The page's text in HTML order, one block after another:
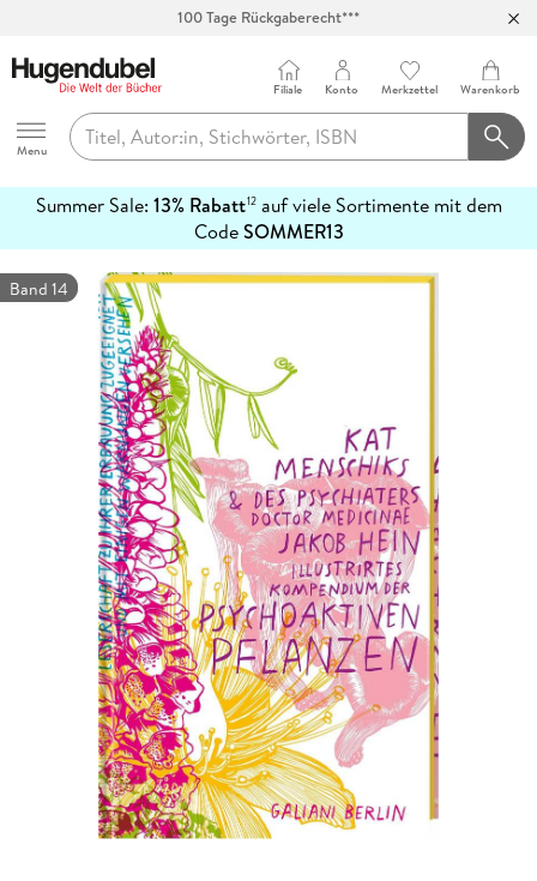
Abholung in über 100 Filialen
Hugendubel
Menu
Filiale Konto Merkzettel Warenkorb
Summer Sale: 13% Rabatt12auf viele Sortimente mit dem
CodeSOMMER13
erfahren
Band 14